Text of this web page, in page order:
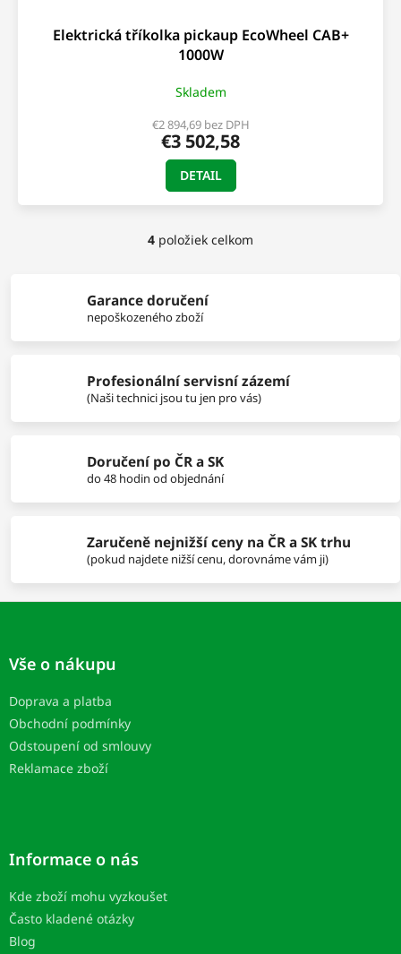
Elektrická tříkolka pickaup EcoWheel CAB+
1000W
Skladem
€2 894,69 bez DPH
€3 502,58
DETAIL
O
á
d
c
e
p
r
y
v
ý
i
s
u
4 položiek celkom
Garance doručení
nepoškozeného zboží
Profesionální servisní zázemí
(Naši technici jsou tu jen pro vás)
Doručení po ČR a SK
do 48 hodin od objednání
Zaručeně nejnižší ceny na ČR a SK trhu
(pokud najdete nižší cenu, dorovnáme vám ji)
Z
Vše o nákupu
Doprava a platba
Obchodní podmínky
Odstoupení od smlouvy
Reklamace zboží
Informace o nás
Kde zboží mohu vyzkoušet
Často kladené otázky
Blog